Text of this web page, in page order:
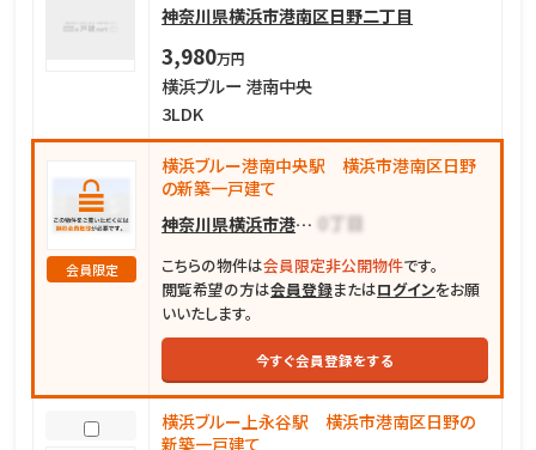
神奈川県横浜市港南区日野二丁目
3,980万円
横浜ブルー 港南中央
3LDK
会員限定
横浜ブルー港南中央駅 横浜市港南区日野
の新築一戸建て
神奈川県横浜市港南区日野
こちらの物件は会員限定非公開物件です。
閲覧希望の方は会員登録またはログインをお願
いいたします。
今すぐ会員登録をする
横浜ブルー上永谷駅 横浜市港南区日野の
新築一戸建て